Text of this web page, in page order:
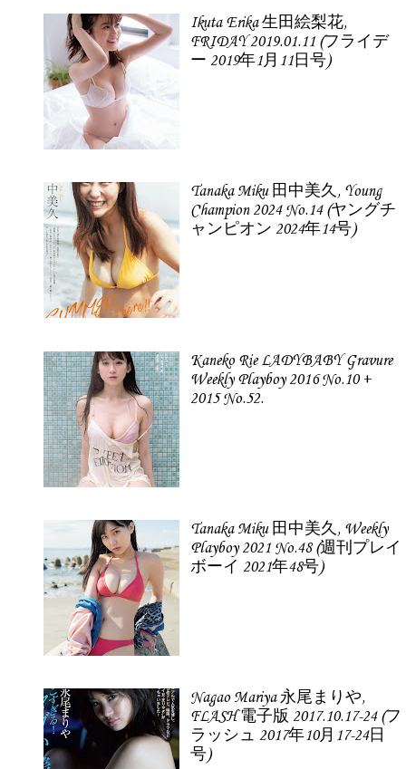
Ikuta Erika 生田絵梨花,
FRIDAY 2019.01.11 (フライデ
ー 2019年1月11日号)
Tanaka Miku 田中美久, Young
Champion 2024 No.14 (ヤングチ
ャンピオン 2024年14号)
Kaneko Rie LADYBABY Gravure
Weekly Playboy 2016 No.10 +
2015 No.52.
Tanaka Miku 田中美久, Weekly
Playboy 2021 No.48 (週刊プレイ
ボーイ 2021年48号)
Nagao Mariya 永尾まりや,
FLASH 電子版 2017.10.17-24 (フ
ラッシュ 2017年10月17-24日
号)